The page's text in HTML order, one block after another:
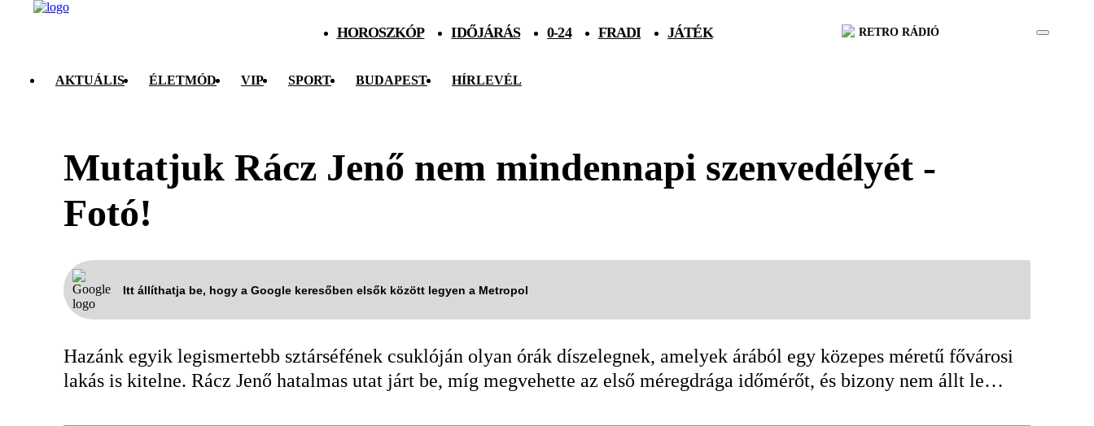
HOROSZKÓP IDŐJÁRÁS 0-24 FRADI JÁTÉK RETRO RÁDIÓ
AKTUÁLIS ÉLETMÓD VIP SPORT BUDAPEST HÍRLEVÉL
Mutatjuk Rácz Jenő nem mindennapi szenvedélyét -
Fotó!
Itt állíthatja be, hogy a Google keresőben elsők között legyen a Metropol
Hazánk egyik legismertebb sztárséfének csuklóján olyan órák díszelegnek, amelyek árából egy közepes méretű fővárosi
lakás is kitelne. Rácz Jenő hatalmas utat járt be, míg megvehette az első méregdrága időmérőt, és bizony nem állt le…